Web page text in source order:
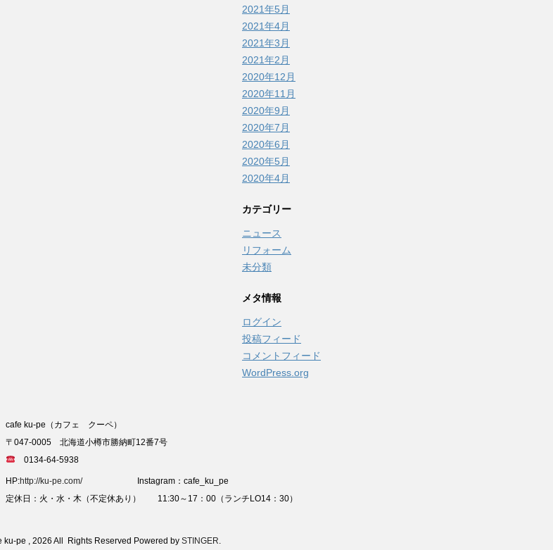
2021年5月
2021年4月
2021年3月
2021年2月
2020年12月
2020年11月
2020年9月
2020年7月
2020年6月
2020年5月
2020年4月
カテゴリー
ニュース
リフォーム
未分類
メタ情報
ログイン
投稿フィード
コメントフィード
WordPress.org
cafe ku-pe（カフェ クーペ）
〒047-0005 北海道小樽市勝納町12番7号
0134-64-5938
HP:http://ku-pe.com/
Instagram：cafe_ku_pe
定休日：火・水・木（不定休あり） 11:30～17：00（ランチLO14：30）
ku-pe , 2026 All Rights Reserved Powered by STINGER.